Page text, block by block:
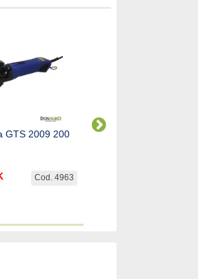
GTS 2009 200
Cod. 4963
Esquiladora GTS 2012